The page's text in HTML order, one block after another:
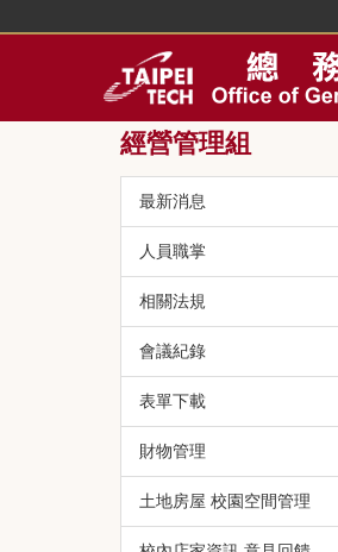
經營管理組
最新消息
人員職掌
相關法規
會議紀錄
表單下載
財物管理
土地房屋 校園空間管理